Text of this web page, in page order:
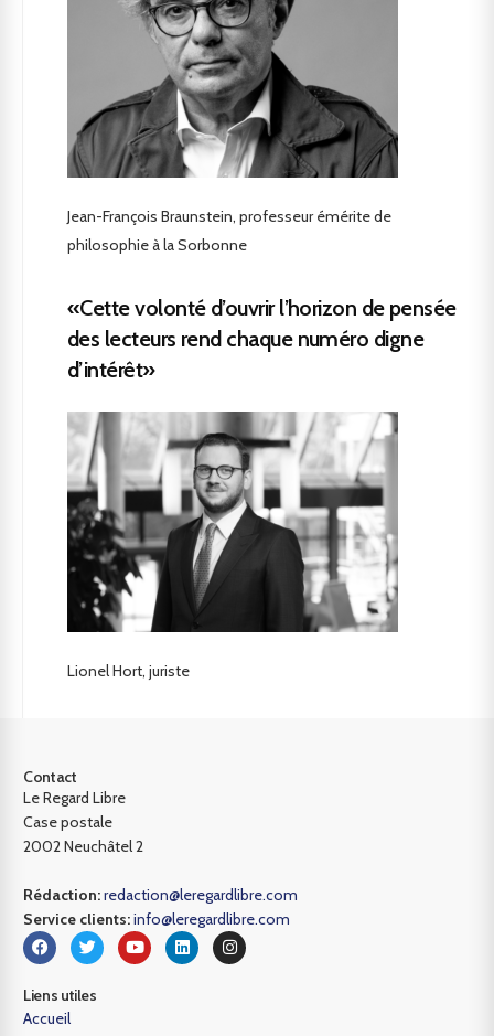
Jean-François Braunstein, professeur émérite de
philosophie à la Sorbonne
«Cette volonté d’ouvrir l’horizon de pensée
des lecteurs rend chaque numéro digne
d’intérêt»
Lionel Hort, juriste
Contact
Le Regard Libre
Case postale
2002 Neuchâtel 2
Rédaction:redaction@leregardlibre.com
Service clients:info@leregardlibre.com
Liens utiles
Accueil